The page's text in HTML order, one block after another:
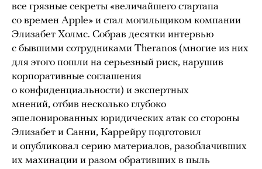
все грязные секреты «величайшего стартапа
со времен Apple» и стал могильщиком компании
Элизабет Холмс. Собрав десятки интервью
с бывшими сотрудниками Theranos (многие из них
для этого пошли на серьезный риск, нарушив
корпоративные соглашения
о конфиденциальности) и экспертных
мнений, отбив несколько глубоко
эшелонированных юридических атак со стороны
Элизабет и Санни, Каррейру подготовил
и опубликовал серию материалов, разоблачивших
их махинации и разом обративших в пыль